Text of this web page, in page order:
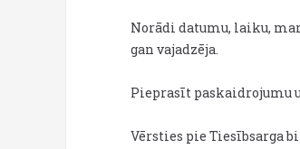
Norādi datumu, laiku,
gan vajadzēja.
Pieprasīt paskaidrojumu
Vērsties pie Tiesībsarga